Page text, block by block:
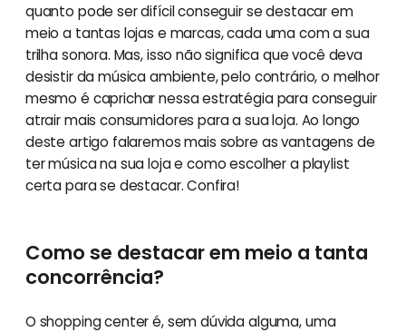
quanto pode ser difícil conseguir se destacar em
meio a tantas lojas e marcas, cada uma com a sua
trilha sonora. Mas, isso não significa que você deva
desistir da música ambiente, pelo contrário, o melhor
mesmo é caprichar nessa estratégia para conseguir
atrair mais consumidores para a sua loja. Ao longo
deste artigo falaremos mais sobre as vantagens de
ter música na sua loja e como escolher a playlist
certa para se destacar. Confira!
Como se destacar em meio a tanta
concorrência?
O shopping center é, sem dúvida alguma, uma